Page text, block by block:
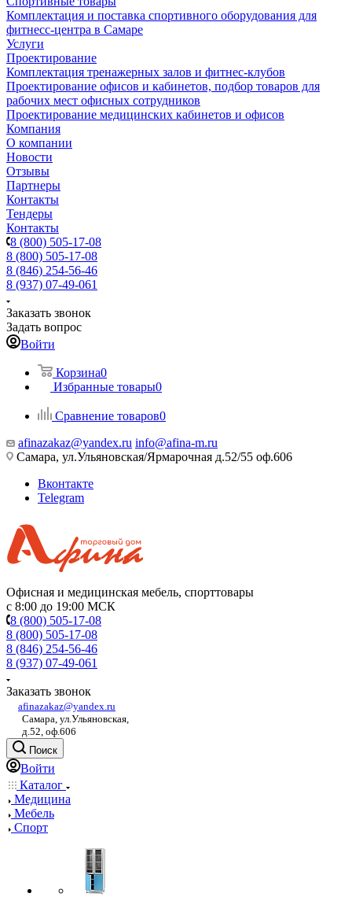
Комплектация и поставка спортивного оборудования для
фитнесс-центра в Самаре
Услуги
Проектирование
Комплектация тренажерных залов и фитнес-клубов
Проектирование офисов и кабинетов, подбор товаров для
рабочих мест офисных сотрудников
Проектирование медицинских кабинетов и офисов
Компания
О компании
Новости
Отзывы
Партнеры
Контакты
Тендеры
Контакты
8 (800) 505-17-08
8 (800) 505-17-08
8 (846) 254-56-46
8 (937) 07-49-061
Заказать звонок
Задать вопрос
Войти
Корзина0
Избранные товары0
Сравнение товаров0
afinazakaz@yandex.ru info@afina-m.ru
Самара, ул.Ульяновская/Ярмарочная д.52/55 оф.606
Вконтакте
Telegram
Офисная и медицинская мебель, спорттовары
с 8:00 до 19:00 МСК
8 (800) 505-17-08
8 (800) 505-17-08
8 (846) 254-56-46
8 (937) 07-49-061
Заказать звонок
afinazakaz@yandex.ru
Самара, ул.Ульяновская,
д.52, оф.606
Поиск
Войти
Каталог
Медицина
Мебель
Спорт